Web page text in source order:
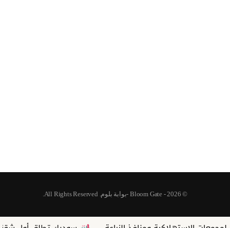
© 2026 - Bloom Gate -بوابة بلوم. All Rights Reserved.